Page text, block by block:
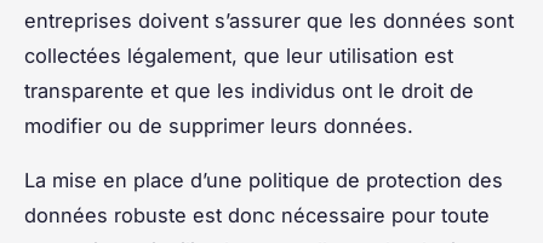
entreprises doivent s’assurer que les données sont
collectées légalement, que leur utilisation est
transparente et que les individus ont le droit de
modifier ou de supprimer leurs données.
La mise en place d’une politique de protection des
données robuste est donc nécessaire pour toute